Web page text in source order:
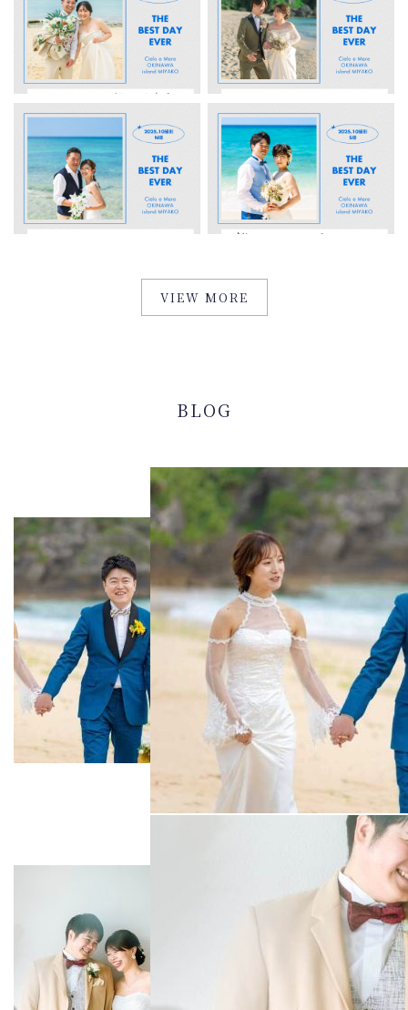
VIEW MORE
BLOG